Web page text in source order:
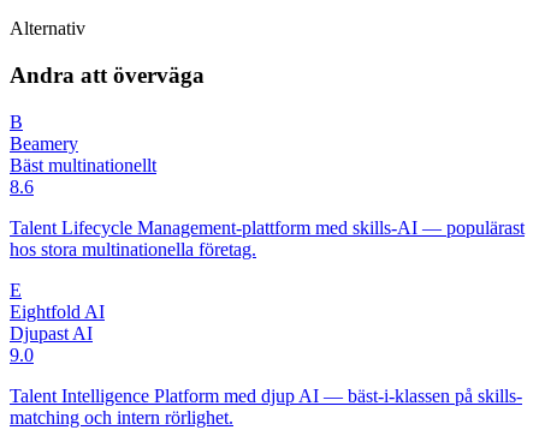
Alternativ
Andra att överväga
B
Beamery
Bäst multinationellt
8.6
Talent Lifecycle Management-plattform med skills-AI — populärast
hos stora multinationella företag.
E
Eightfold AI
Djupast AI
9.0
Talent Intelligence Platform med djup AI — bäst-i-klassen på skills-
matching och intern rörlighet.